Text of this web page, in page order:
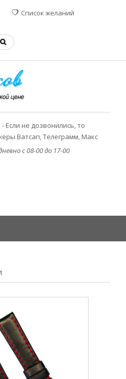
Список желаний
- Если не дозвонились, то
Ватсап, Телеграмм, Макс
с 08-00 до 17-00